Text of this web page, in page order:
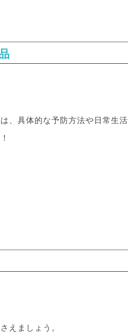
、具体的な予防方法や日常生
えましょう。